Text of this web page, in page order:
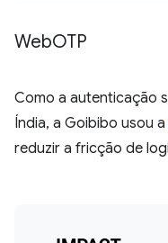
WebOTP
Como a autenticação
Índia, a Goibibo usou a
reduzir a fricção de